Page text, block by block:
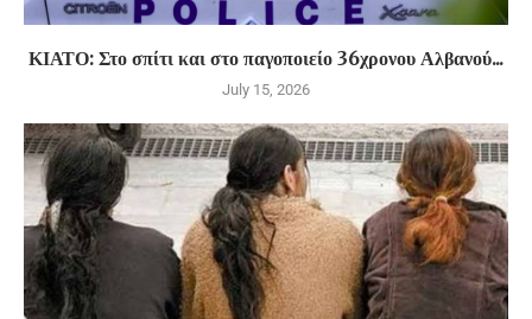
ΚΙΑΤΟ: Στο σπίτι και στο παγοποιείο 36χρονου Αλβανού...
July 15, 2026